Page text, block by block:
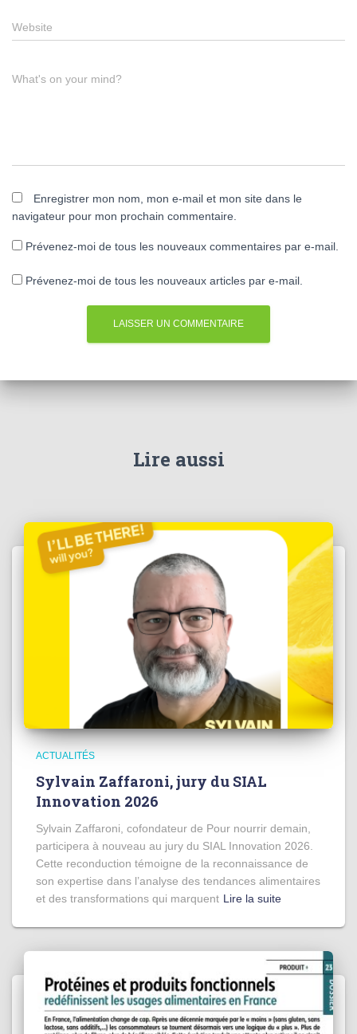
Website
What's on your mind?
Enregistrer mon nom, mon e-mail et mon site dans le
navigateur pour mon prochain commentaire.
Prévenez-moi de tous les nouveaux commentaires par e-mail.
Prévenez-moi de tous les nouveaux articles par e-mail.
Lire aussi
ACTUALITÉS
Sylvain Zaffaroni, jury du SIAL
Innovation 2026
Sylvain Zaffaroni, cofondateur de Pour nourrir demain,
participera à nouveau au jury du SIAL Innovation 2026.
Cette reconduction témoigne de la reconnaissance de
son expertise dans l’analyse des tendances alimentaires
et des transformations qui marquent Lire la suite